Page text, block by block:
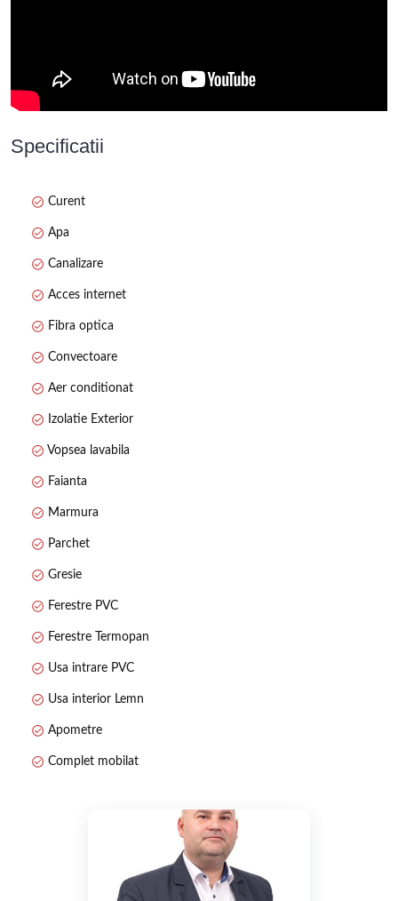
https://kw.immoflux.ro/publicproperty/P10370
Specificatii
Curent
Apa
Canalizare
Acces internet
Fibra optica
Convectoare
Aer conditionat
Izolatie Exterior
Vopsea lavabila
Faianta
Marmura
Parchet
Gresie
Ferestre PVC
Ferestre Termopan
Usa intrare PVC
Usa interior Lemn
Apometre
Complet mobilat